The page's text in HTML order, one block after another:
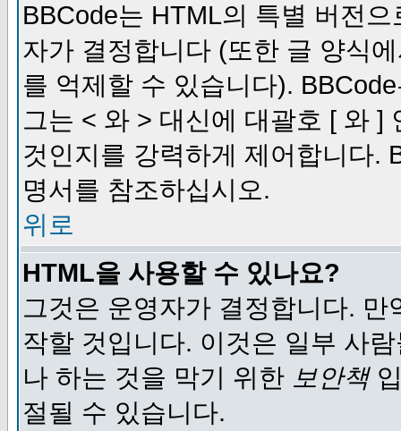
BBCode는 HTML의 특별 버전
자가 결정합니다 (또한 글 양식
를 억제할 수 있습니다).
그는 < 와 > 대신에 대괄호 [ 와 ]
것인지를 강력하게 제어합니다.
명서를 참조하십시오.
위로
HTML을 사용할 수 있나요?
그것은 운영자가 결정합니다.
작할 것입니다. 이것은 일부 사
나 하는 것을 막기 위한 보안책
절될 수 있습니다.